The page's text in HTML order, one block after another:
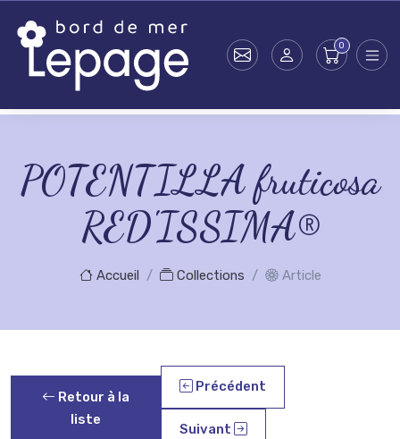
POTENTILLA fruticosa
RED'ISSIMA®
Accueil Collections Article
Retour à la
liste
Précédent
Suivant